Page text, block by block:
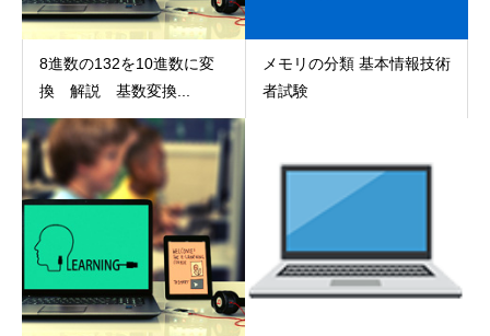
8進数の132を10進数に変
換 解説 基数変換...
メモリの分類 基本情報技術
者試験